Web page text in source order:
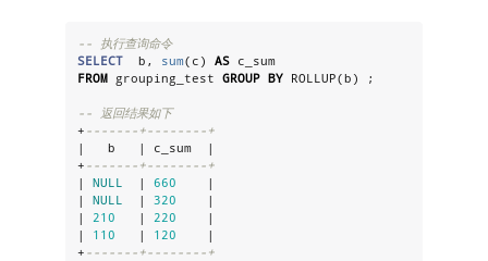
-- 执行查询命令
SELECT
  b,
sum(c) AS
FROM grouping_test GROUP BY ROLLUP(b) ;
-- 返回结果如下
+ -------+--------+
|   b   | c_sum  |
+ -------+--------+
| NULL
  |
660
    |
| NULL
  |
320
    |
| 210
   |
220
    |
| 110
   |
120
    |
+ -------+--------+